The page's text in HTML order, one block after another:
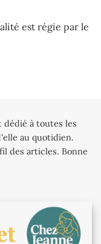
est régie par le
dédié à toutes les
au quotidien.
des articles. Bonne